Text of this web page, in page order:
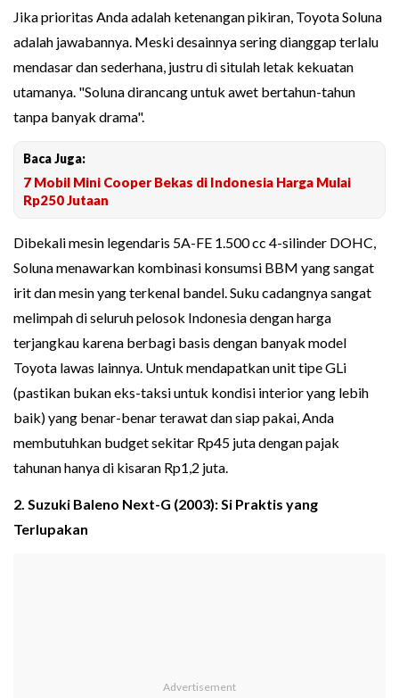
Jika prioritas Anda adalah ketenangan pikiran, Toyota Soluna
adalah jawabannya. Meski desainnya sering dianggap terlalu
mendasar dan sederhana, justru di situlah letak kekuatan
utamanya. "Soluna dirancang untuk awet bertahun-tahun
tanpa banyak drama".
Baca Juga:
7 Mobil Mini Cooper Bekas di Indonesia Harga Mulai
Rp250 Jutaan
Dibekali mesin legendaris 5A-FE 1.500 cc 4-silinder DOHC,
Soluna menawarkan kombinasi konsumsi BBM yang sangat
irit dan mesin yang terkenal bandel. Suku cadangnya sangat
melimpah di seluruh pelosok Indonesia dengan harga
terjangkau karena berbagi basis dengan banyak model
Toyota lawas lainnya. Untuk mendapatkan unit tipe GLi
(pastikan bukan eks-taksi untuk kondisi interior yang lebih
baik) yang benar-benar terawat dan siap pakai, Anda
membutuhkan budget sekitar Rp45 juta dengan pajak
tahunan hanya di kisaran Rp1,2 juta.
2. Suzuki Baleno Next-G (2003): Si Praktis yang
Terlupakan